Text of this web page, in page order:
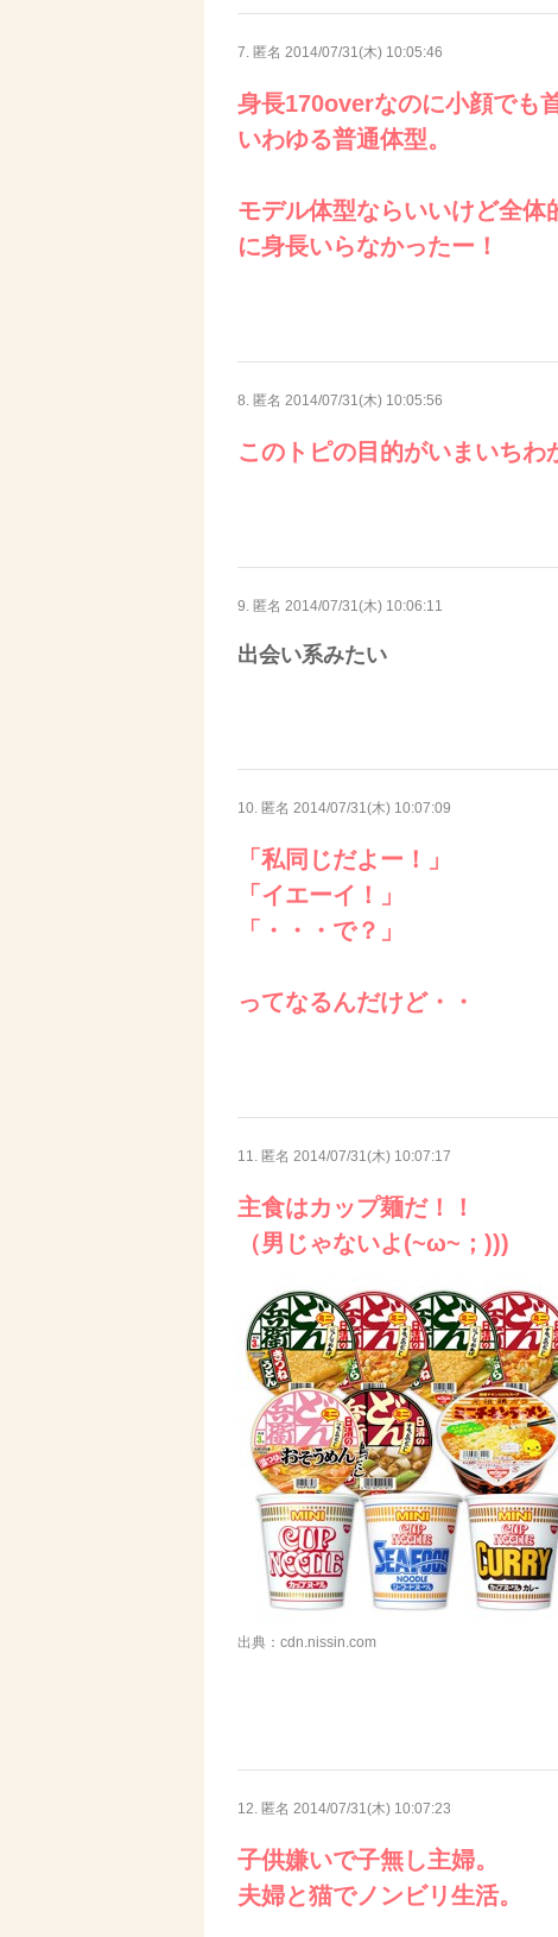
7. 匿名 2014/07/31(木) 10:05:46
身長170overなのに小顔でも
いわゆる普通体型。
モデル体型ならいいけど全
に身長いらなかったー！
8. 匿名 2014/07/31(木) 10:05:56
このトピの目的がいまいちわ
9. 匿名 2014/07/31(木) 10:06:11
出会い系みたい
10. 匿名 2014/07/31(木) 10:07:09
「私同じだよー！」
「イエーイ！」
「・・・で？」
ってなるんだけど・・
11. 匿名 2014/07/31(木) 10:07:17
主食はカップ麺だ！！
（男じゃないよ(~ω~；)))
出典：cdn.nissin.com
12. 匿名 2014/07/31(木) 10:07:23
子供嫌いで子無し主婦。
夫婦と猫でノンビリ生活。